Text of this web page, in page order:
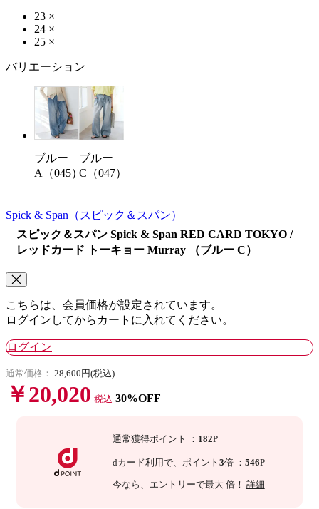
23 ×
24 ×
25 ×
バリエーション
ブルー
A（045）
ブルー
C（047）
Spick & Span （スピック＆スパン）
スピック＆スパン Spick & Span RED CARD TOKYO /
レッドカード トーキョー Murray （ブルー C）
こちらは、会員価格が設定されています。
ログインしてからカートに入れてください。
ログイン
通常価格： 28,600円(税込)
￥20,020 税込 30%OFF
通常獲得ポイント ： 182P
dカード利用で、 ポイント 3倍 ： 546P
今なら 、エントリーで最大 倍！ 詳細